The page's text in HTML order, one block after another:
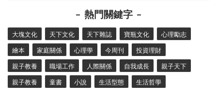
熱門關鍵字
大塊文化 天下文化 天下雜誌 寶瓶文化 心理勵志
繪本 家庭關係 心理學 今周刊 投資理財
親子教養 職場工作 人際關係 自我成長 親子天下
親子教養 童書 小說 生活型態 生活哲學